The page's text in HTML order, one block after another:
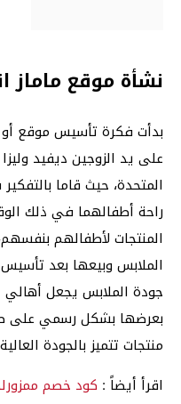
نشأة موقع ماماز
على يد الزوجين ديفيد
المتحدة، حيث قاما
راحة أطفالهما في ذلك
المنتجات لأطفالهم
الملابس وبيعها بعد
جودة الملابس يجعل أهالي
بعرضها بشكل رسمي على
منتجات تتميز بالجودة
اقرأ أيضاً : كود خصم ممزورلد